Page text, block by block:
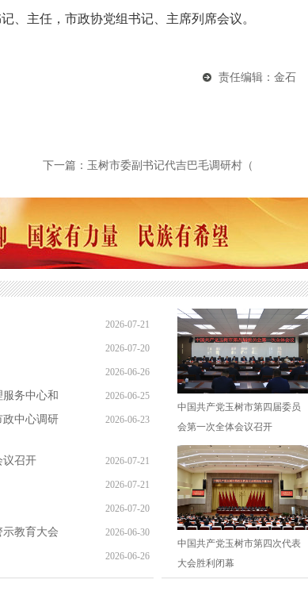
主任，市政协党组书记、主席列席会议。
责任编辑：金石
下一篇： 玉树市委副书记代吉巴毛调研村（
2026-07-21
23:29:00
2026-07-20
15:20:00
2026-06-26
11:16:16
务中心和 2026-06-25
10:36:25
政中心调研 2026-06-23
议召开 2026-07-21
23:44:00
2026-07-21
23:29:00
2026-07-20
15:20:00
教育大会 2026-06-30
11:45:59
2026-06-26
11:16:16
中国共产党玉树市第四届委员
会第一次全体会议召开
中国共产党玉树市第四次代表
大会胜利闭幕